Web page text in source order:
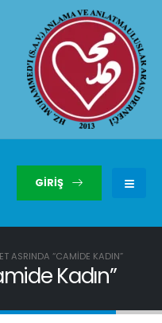
GIRIŞ
ASRINDA “CAMIDE KADIN”
Kadın”